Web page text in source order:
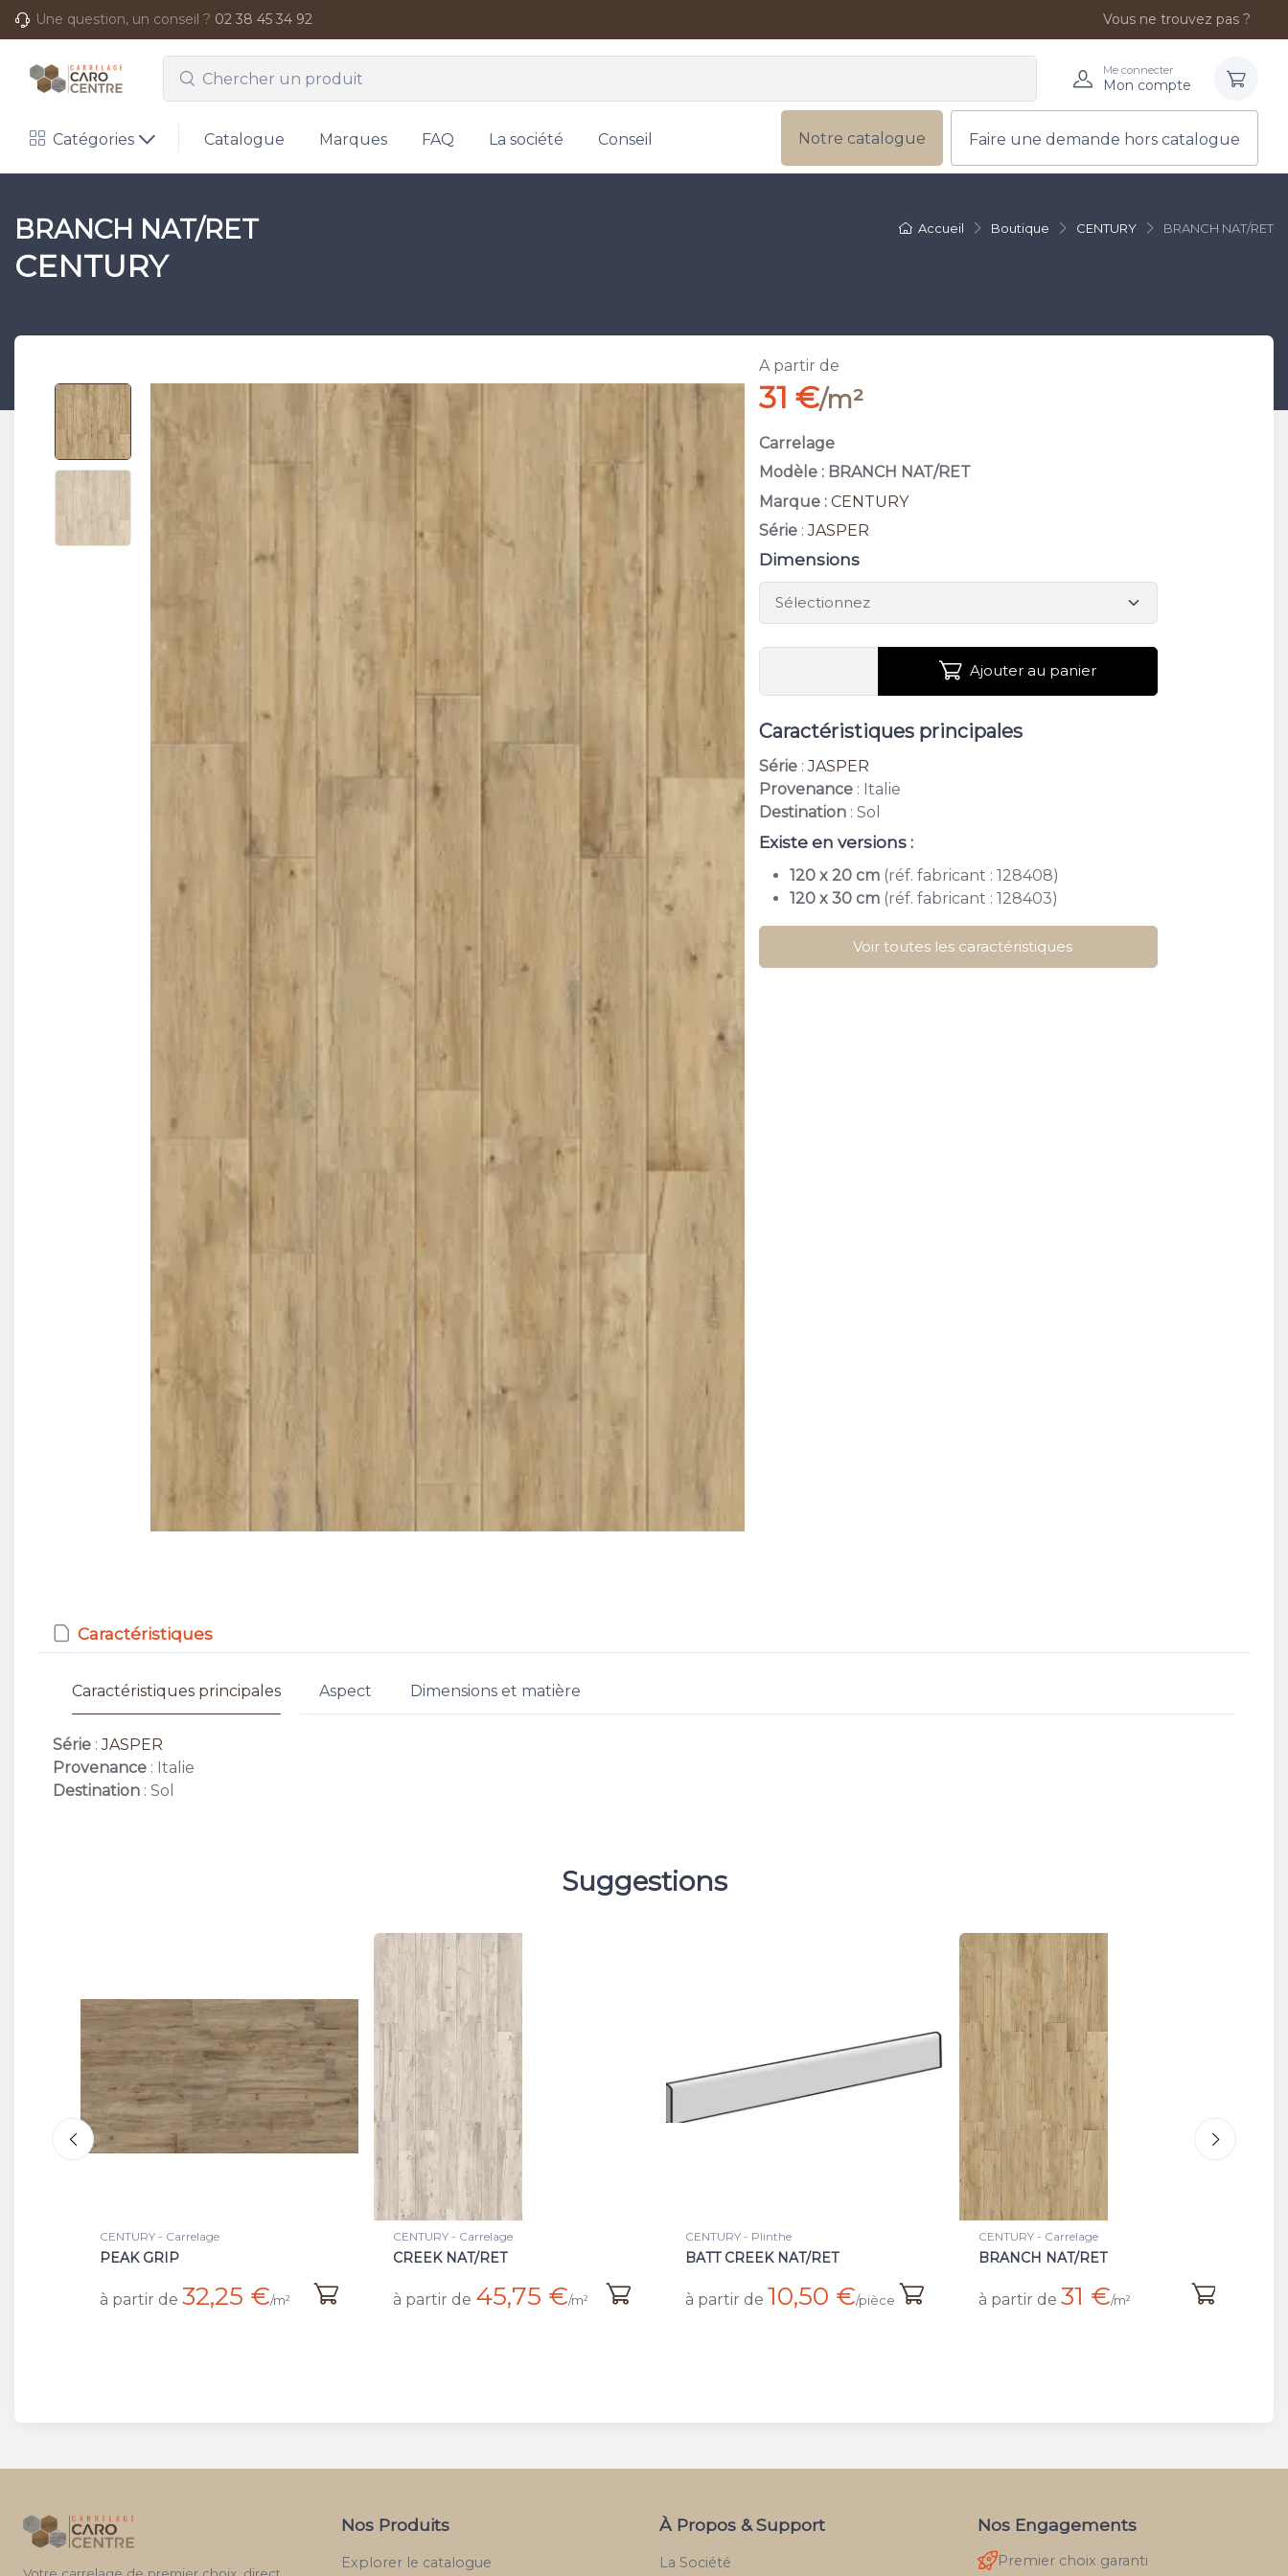
Une question, un conseil ? 02 38 45 34 92 Vous ne trouvez pas ?
Me connecter
Mon compte
Catégories Catalogue Marques FAQ La société Conseil Notre catalogue Faire une demande hors catalogue
Accueil Boutique CENTURY BRANCH NAT/RET
BRANCH NAT/RET
CENTURY
A partir de
31 €/m²
Carrelage
Modèle : BRANCH NAT/RET
Marque : CENTURY
Série :JASPER
Dimensions
Ajouter au panier
Caractéristiques principales
Série :JASPER
Provenance : Italie
Destination : Sol
Existe en versions :
120 x 20 cm (réf. fabricant : 128408)
120 x 30 cm (réf. fabricant : 128403)
Voir toutes les caractéristiques
Caractéristiques
Caractéristiques principales Aspect Dimensions et matière
Série :JASPER
Provenance : Italie
Destination : Sol
Suggestions
CENTURY - Carrelage
CREEK NAT/RET
à partir de 45,75 €/m²
CENTURY - Plinthe
BATT CREEK NAT/RET
à partir de 10,50 €/pièce
CENTURY - Carrelage
BRANCH NAT/RET
à partir de 31 €/m²
CENTURY - Plinthe
BATT BRANCH NAT/RET
à partir de 10,50 €
Nos Produits
Explorer le catalogue
À Propos & Support
La Société
Nos Engagements
Premier choix garanti